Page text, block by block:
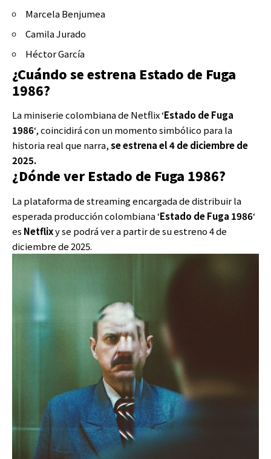
Marcela Benjumea
Camila Jurado
Héctor García
¿Cuándo se estrena Estado de Fuga
1986?
La miniserie colombiana de Netflix ‘Estado de Fuga
1986‘, coincidirá con un momento simbólico para la
historia real que narra,se estrena el 4 de diciembre de
2025.
¿Dónde ver Estado de Fuga 1986?
La plataforma de streaming encargada de distribuir la
esperada producción colombiana ‘Estado de Fuga 1986‘
es Netflixy se podrá ver a partir de su estreno 4 de
diciembre de 2025.